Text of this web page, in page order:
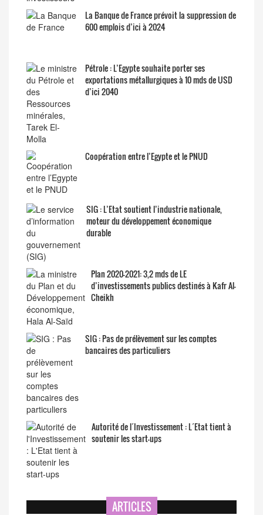
La Banque de France prévoit la suppression de
600 emplois d’ici à 2024
Pétrole : L’Egypte souhaite porter ses
exportations métallurgiques à 10 mds de USD
d’ici 2040
Coopération entre l’Egypte et le PNUD
SIG : L’Etat soutient l’industrie nationale,
moteur du développement économique
durable
Plan 2020-2021: 3,2 mds de LE
d’investissements publics destinés à Kafr Al-
Cheikh
SIG : Pas de prélèvement sur les comptes
bancaires des particuliers
Autorité de l´Investissement : L´Etat tient à
soutenir les start-ups
ARTICLES